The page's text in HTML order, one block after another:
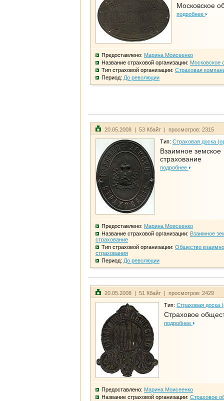
Московское
подробнее
Предоставлено: Марина Моисеенко
Название страховой организации: Московское
Тип страховой организации: Страховая
Период: До революции
20.05.2008 | 53 Кбайт | просмотров: 2315
Тип: Страховая доска
Взаимное земское
страхование
подробнее
Предоставлено: Марина Моисеенко
Название страховой организации: Взаимное
страхование
Тип страховой организации: Общество
страхования
Период: До революции
20.05.2008 | 51 Кбайт | просмотров: 2429
Тип: Страховая доска
Страховое
подробнее
Предоставлено: Марина Моисеенко
Название страховой организации: Страховое